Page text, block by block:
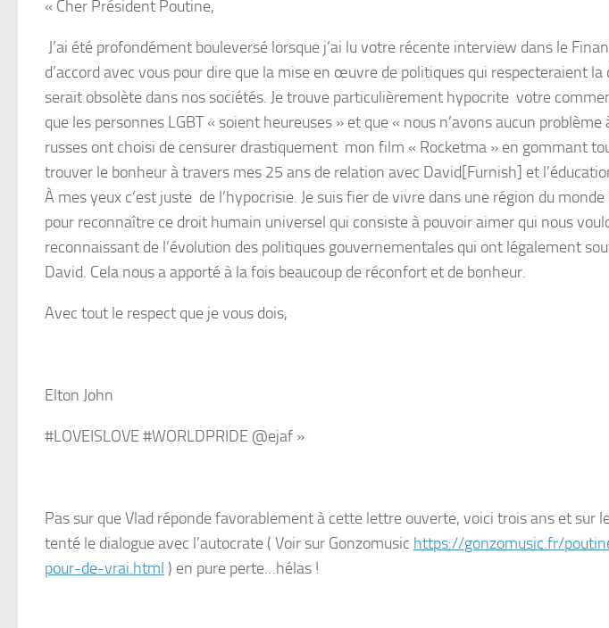
« Cher Président Poutine,
J’ai été profondément bouleversé lorsque j’ai lu votre récente interview dans le
d’accord avec vous pour dire que la mise en œuvre de politiques qui respecteraient
serait obsolète dans nos sociétés. Je trouve particulièrement hypocrite votre
que les personnes LGBT « soient heureuses » et que « nous n’avons aucun
russes ont choisi de censurer drastiquement mon film « Rocketma » en gommant
trouver le bonheur à travers mes 25 ans de relation avec David[Furnish] et
À mes yeux c’est juste de l’hypocrisie. Je suis fier de vivre dans une région du
pour reconnaître ce droit humain universel qui consiste à pouvoir aimer qui nous
reconnaissant de l’évolution des politiques gouvernementales qui ont légalement
David. Cela nous a apporté à la fois beaucoup de réconfort et de bonheur.
Avec tout le respect que je vous dois,
Elton John
#LOVEISLOVE #WORLDPRIDE @ejaf »
Pas sur que Vlad réponde favorablement à cette lettre ouverte, voici trois ans et sur
tenté le dialogue avec l’autocrate ( Voir sur Gonzomusic https://gonzomusic.fr/
pour-de-vrai.html ) en pure perte…hélas !